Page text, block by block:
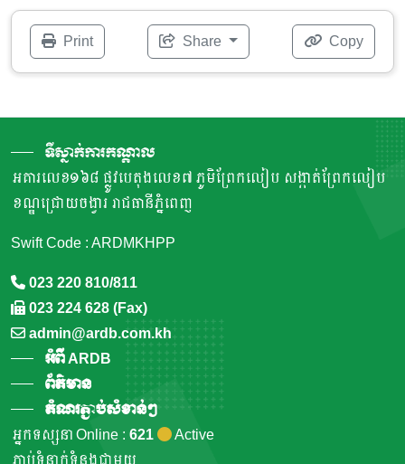
Print Share Copy
ទីស្នាក់ការកណ្តាល
អគារលេខ១៦៨ ផ្លូវបេតុងលេខ៧ ភូមិព្រែកលៀប សង្កាត់ព្រែកលៀប
ខណ្ឌជ្រោយចង្វារ រាជធានីភ្នំពេញ
Swift Code : ARDMKHPP
023 220 810/811
023 224 628 (Fax)
admin@ardb.com.kh
អំពី ARDB
ព័ត៌មាន
តំណរភ្ជាប់សំខាន់ៗ
អ្នកទស្សនា Online : 621
Active
ភ្ជាប់ទំនាក់ទំនងជាមួយ